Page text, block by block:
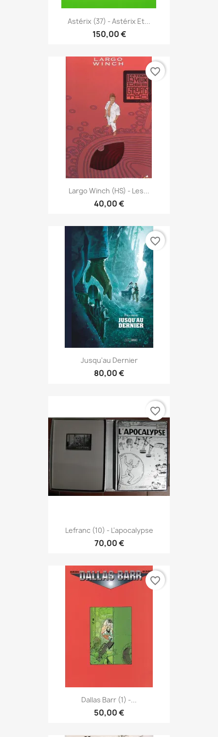
Astérix (37) - Astérix Et...
150,00 €
Largo Winch (HS) - Les...
40,00 €
favorite_border
Jusqu'au Dernier
80,00 €
favorite_border
Lefranc (10) - L'apocalypse
70,00 €
favorite_border
Dallas Barr (1) -...
50,00 €
favorite_border